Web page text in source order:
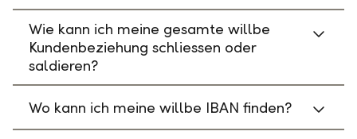
Wie kann ich meine gesamte willbe
Kundenbeziehung schliessen oder
saldieren?
Wo kann ich meine willbe IBAN finden?